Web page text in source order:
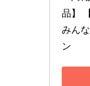
品】
みん
ン